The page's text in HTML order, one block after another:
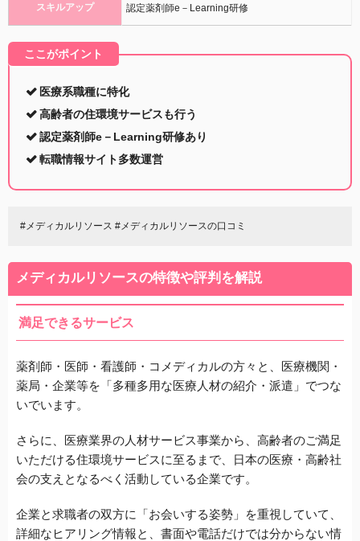
スキルアップ 認定薬剤師e－Learning研修
ここがポイント
医療系職種に特化
高齢者の住環境サービスも行う
認定薬剤師e－Learning研修あり
転職情報サイト多数運営
#メディカルリソース #メディカルリソースの口コミ
メディカルリソースの特徴や評判を解説
満足できるサービス
薬剤師・医師・看護師・コメディカルの方々と、医療機関・
薬局・企業等を「多種多用な医療人材の紹介・派遣」でつな
いでいます。
さらに、医療業界の人材サービス事業から、高齢者のご満足
いただける住環境サービスに至るまで、日本の医療・高齢社
会の支えとなるべく活動している企業です。
企業と求職者の双方に「お会いする姿勢」を重視していて、
詳細なヒアリング情報と、書面や電話だけでは分からない情